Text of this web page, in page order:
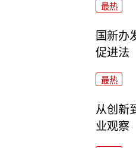
最热
国新办
促进法
最热
从创新
业观察